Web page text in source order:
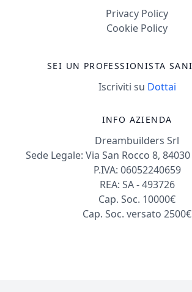
Privacy Policy
Cookie Policy
SEI UN PROFESSIONISTA
Iscriviti su Dottai
INFO AZIENDA
Dreambuilders Srl
Sede Legale: Via San Rocco 8,
P.IVA: 06052240659
REA: SA - 493726
Cap. Soc. 10000€
Cap. Soc. versato 2500€